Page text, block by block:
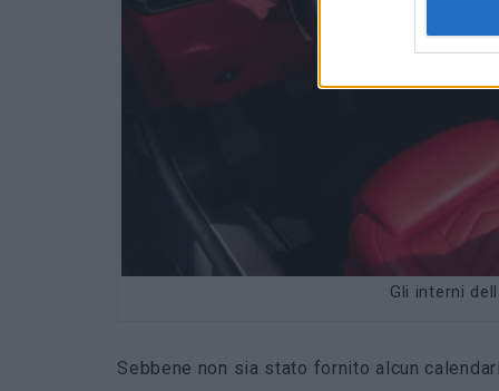
Gli interni
Sebbene non sia stato fornito alcun